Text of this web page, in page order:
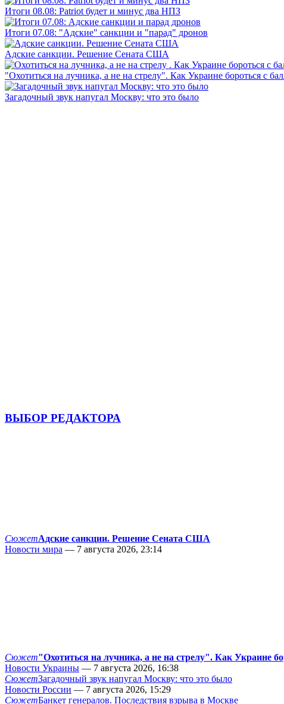
Итоги 08.08: Patriot будет и минус два НПЗ
Итоги 07.08: "Адские" санкции и "парад" дронов
Адские санкции. Решение Сената США
"Охотиться на лучника, а не на стрелу". Как Украине бороться с
Загадочный звук напугал Москву: что это было
ВЫБОР РЕДАКТОРА
СюжетАдские санкции. Решение Сената США
Новости мира — 7 августа 2026, 23:14
Сюжет"Охотиться на лучника, а не на стрелу". Как Украине
Новости Украины — 7 августа 2026, 16:38
СюжетЗагадочный звук напугал Москву: что это было
Новости России — 7 августа 2026, 15:29
СюжетБанкет генералов. Последствия взрыва в Москве